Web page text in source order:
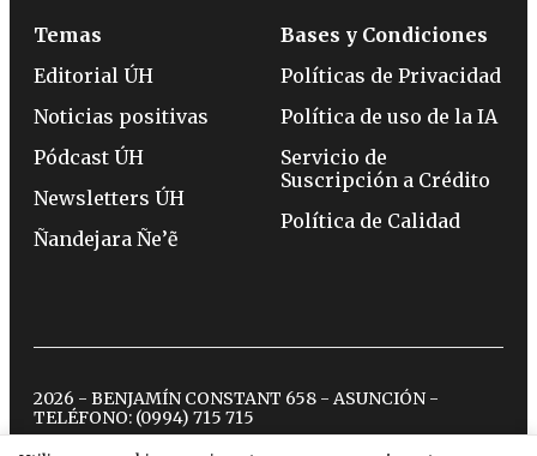
Temas
Editorial ÚH
Noticias positivas
Pódcast ÚH
Newsletters ÚH
Ñandejara Ñe’ẽ
Bases y Condiciones
Políticas de Privacidad
Política de uso de la IA
Servicio de
Suscripción a Crédito
Política de Calidad
2026 - BENJAMÍN CONSTANT 658 - ASUNCIÓN -
TELÉFONO: (0994) 715 715